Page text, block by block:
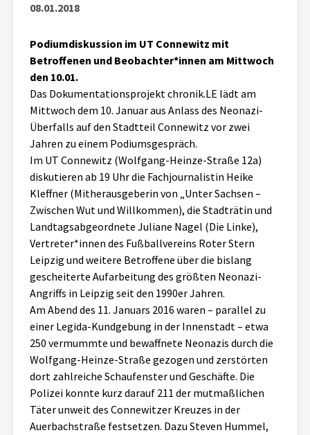
Leipziger Zustände
Schlaglichter
Phänomene
Aktuelles
Alle Beiträge
Veranstaltungen
Pressemitteilungen
Podcasts
Über uns
Projektbeschreibung
Kontakt
Unterstützer_innen
Spenden
chronik.LE in der Presse
08.01.2018
Podiumdiskussion im UT Connewitz mit
Betroffenen und Beobachter*innen am Mittwoch
den 10.01.
Das Dokumentationsprojekt chronik.LE lädt am
Mittwoch dem 10. Januar aus Anlass des Neonazi-
Überfalls auf den Stadtteil Connewitz vor zwei
Jahren zu einem Podiumsgespräch.
Im UT Connewitz (Wolfgang-Heinze-Straße 12a)
diskutieren ab 19 Uhr die Fachjournalistin Heike
Kleffner (Mitherausgeberin von „Unter Sachsen –
Zwischen Wut und Willkommen), die Stadträtin und
Landtagsabgeordnete Juliane Nagel (Die Linke),
Vertreter*innen des Fußballvereins Roter Stern
Leipzig und weitere Betroffene über die bislang
gescheiterte Aufarbeitung des größten Neonazi-
Angriffs in Leipzig seit den 1990er Jahren.
Am Abend des 11. Januars 2016 waren – parallel zu
einer Legida-Kundgebung in der Innenstadt – etwa
250 vermummte und bewaffnete Neonazis durch die
Wolfgang-Heinze-Straße gezogen und zerstörten
dort zahlreiche Schaufenster und Geschäfte. Die
Polizei konnte kurz darauf 211 der mutmaßlichen
Täter unweit des Connewitzer Kreuzes in der
Auerbachstraße festsetzen. Dazu Steven Hummel,